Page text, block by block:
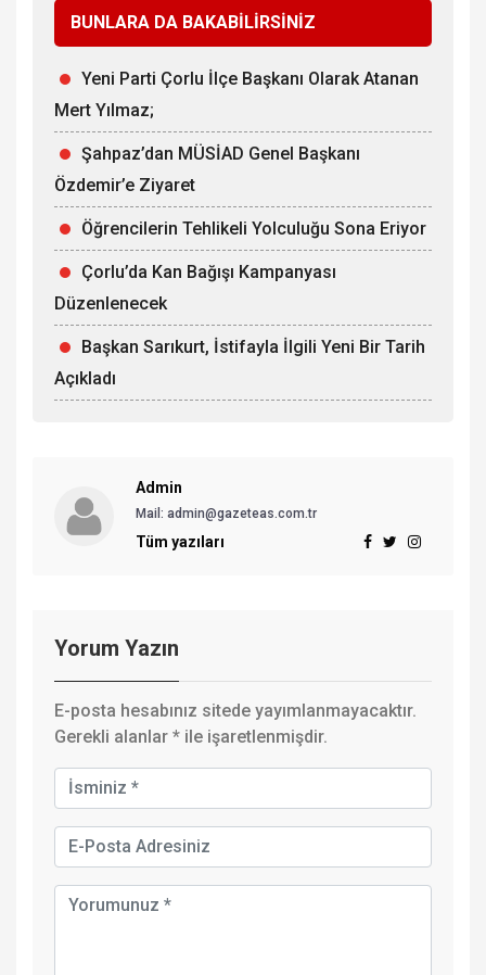
BUNLARA DA BAKABİLİRSİNİZ
Yeni Parti Çorlu İlçe Başkanı Olarak Atanan
Mert Yılmaz;
Şahpaz’dan MÜSİAD Genel Başkanı
Özdemir’e Ziyaret
Öğrencilerin Tehlikeli Yolculuğu Sona Eriyor
Çorlu’da Kan Bağışı Kampanyası
Düzenlenecek
Başkan Sarıkurt, İstifayla İlgili Yeni Bir Tarih
Açıkladı
Admin
Mail: admin@gazeteas.com.tr
Tüm yazıları
Yorum Yazın
E-posta hesabınız sitede yayımlanmayacaktır.
Gerekli alanlar * ile işaretlenmişdir.